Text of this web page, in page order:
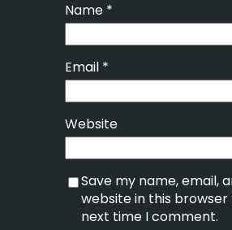
Name *
Email *
Website
Save my name, email,
website in this
next time I comment.